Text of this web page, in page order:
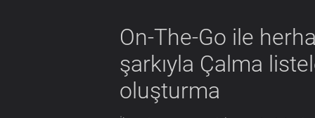
On-The-Go ile
şarkıyla Çalma
oluşturma